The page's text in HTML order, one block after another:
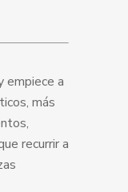
empiece a
más
recurrir a